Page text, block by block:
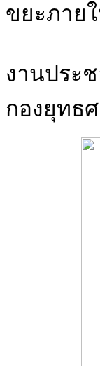
ขยะภาย
งานประ
กองยุทธ